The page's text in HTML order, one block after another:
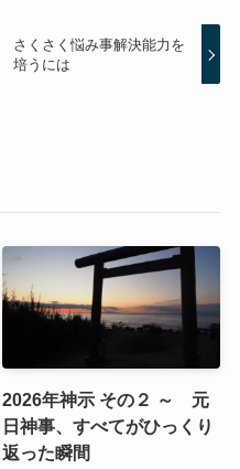
さくさく悩み事解決能力を
培うには
2026年神示 その２ ～ 元
日神事、すべてがひっくり
返った瞬間